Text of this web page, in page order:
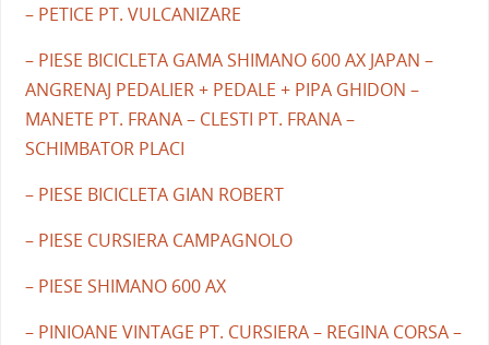
– PETICE PT. VULCANIZARE
– PIESE BICICLETA GAMA SHIMANO 600 AX JAPAN –
ANGRENAJ PEDALIER + PEDALE + PIPA GHIDON –
MANETE PT. FRANA – CLESTI PT. FRANA –
SCHIMBATOR PLACI
– PIESE BICICLETA GIAN ROBERT
– PIESE CURSIERA CAMPAGNOLO
– PIESE SHIMANO 600 AX
– PINIOANE VINTAGE PT. CURSIERA – REGINA CORSA –